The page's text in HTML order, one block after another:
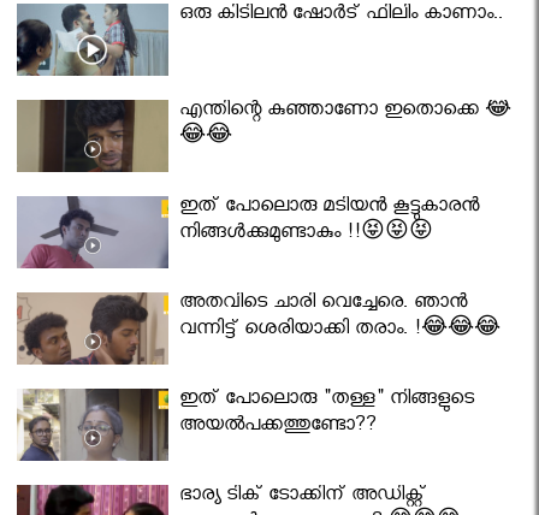
ഒരു കിടിലൻ ഷോർട് ഫിലിം കാണാം..
എന്തിന്റെ കുഞ്ഞാണോ ഇതൊക്കെ 😂
😂😂
ഇത് പോലൊരു മടിയൻ കൂട്ടുകാരൻ
നിങ്ങൾക്കുമുണ്ടാകും !!😝😝😝
അതവിടെ ചാരി വെച്ചേരെ. ഞാൻ
വന്നിട്ട് ശെരിയാക്കി തരാം. !😂😂😂
ഇത് പോലൊരു "തള്ള" നിങ്ങളുടെ
അയല്‍പക്കത്തുണ്ടോ??
ഭാര്യ ടിക് ടോക്കിന് അഡിക്റ്റ്